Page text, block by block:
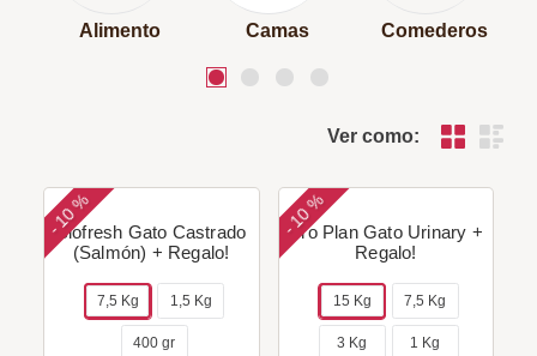
Alimento Camas Comederos
Ver como:
-
10 %
Biofresh Gato Castrado
(Salmón) + Regalo!
7,5 Kg 1,5 Kg
400 gr
-
10 %
Pro Plan Gato Urinary +
Regalo!
15 Kg 7,5 Kg
3 Kg 1 Kg